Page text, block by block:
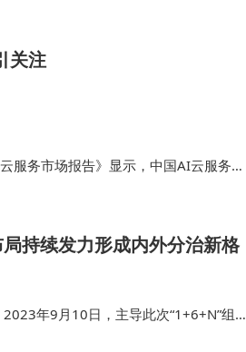
关注
务市场报告》显示，中国AI云服务市
亿元，其中阿里云以239亿元的收入
持续发力形成内外分治新格
年9月10日，主导此次“1+6+N”组织
由蔡崇信接任董事会主席、吴泳铭接任